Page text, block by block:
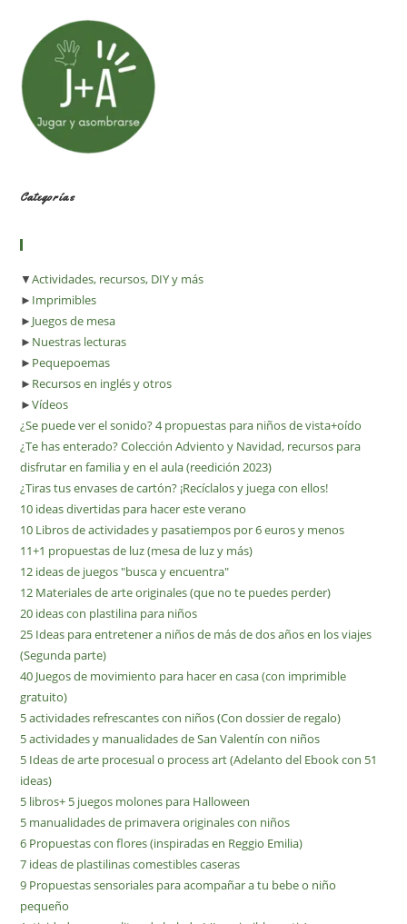
Categorías
▼Actividades, recursos, DIY y más
► Imprimibles
► Juegos de mesa
► Nuestras lecturas
► Pequepoemas
► Recursos en inglés y otros
►Vídeos
¿Se puede ver el sonido? 4 propuestas para niños de vista+oído
¿Te has enterado? Colección Adviento y Navidad, recursos para
disfrutar en familia y en el aula (reedición 2023)
¿Tiras tus envases de cartón? ¡Recíclalos y juega con ellos!
10 ideas divertidas para hacer este verano
10 Libros de actividades y pasatiempos por 6 euros y menos
11+1 propuestas de luz (mesa de luz y más)
12 ideas de juegos "busca y encuentra"
12 Materiales de arte originales (que no te puedes perder)
20 ideas con plastilina para niños
25 Ideas para entretener a niños de más de dos años en los viajes
(Segunda parte)
40 Juegos de movimiento para hacer en casa (con imprimible
gratuito)
5 actividades refrescantes con niños (Con dossier de regalo)
5 actividades y manualidades de San Valentín con niños
5 Ideas de arte procesual o process art (Adelanto del Ebook con 51
ideas)
5 libros+ 5 juegos molones para Halloween
5 manualidades de primavera originales con niños
6 Propuestas con flores (inspiradas en Reggio Emilia)
7 ideas de plastilinas comestibles caseras
9 Propuestas sensoriales para acompañar a tu bebe o niño
pequeño